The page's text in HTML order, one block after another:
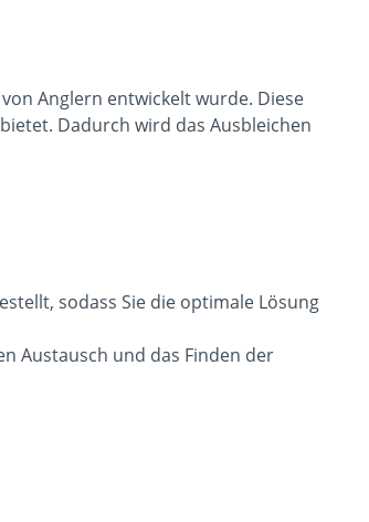
Anglern entwickelt wurde. Diese
Dadurch wird das Ausbleichen
sodass Sie die optimale Lösung
Austausch und das Finden der